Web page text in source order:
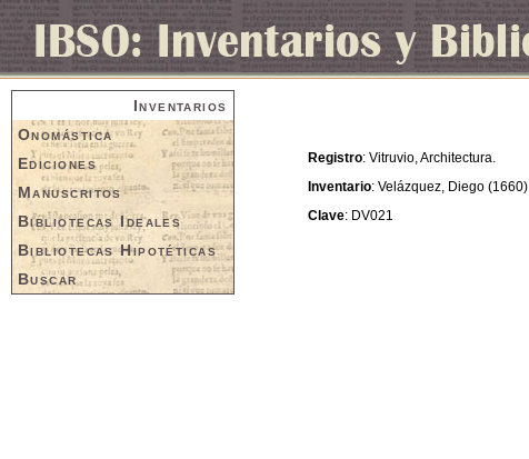
Inventarios
Onomástica
Ediciones
Manuscritos
Bibliotecas Ideales
Bibliotecas Hipotéticas
Buscar
Registro: Vitruvio, Architectura.
Inventario: Velázquez, Diego (1660)
Clave: DV021